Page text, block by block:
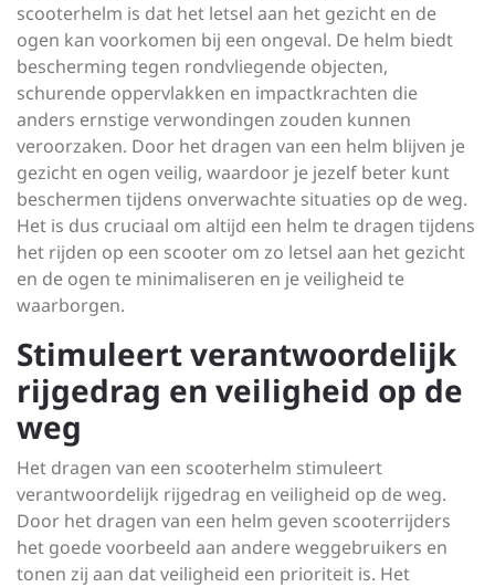
scooterhelm is dat het letsel aan het gezicht en de
ogen kan voorkomen bij een ongeval. De helm biedt
bescherming tegen rondvliegende objecten,
schurende oppervlakken en impactkrachten die
anders ernstige verwondingen zouden kunnen
veroorzaken. Door het dragen van een helm blijven je
gezicht en ogen veilig, waardoor je jezelf beter kunt
beschermen tijdens onverwachte situaties op de weg.
Het is dus cruciaal om altijd een helm te dragen tijdens
het rijden op een scooter om zo letsel aan het gezicht
en de ogen te minimaliseren en je veiligheid te
waarborgen.
Stimuleert verantwoordelijk
rijgedrag en veiligheid op de
weg
Het dragen van een scooterhelm stimuleert
verantwoordelijk rijgedrag en veiligheid op de weg.
Door het dragen van een helm geven scooterrijders
het goede voorbeeld aan andere weggebruikers en
tonen zij aan dat veiligheid een prioriteit is. Het